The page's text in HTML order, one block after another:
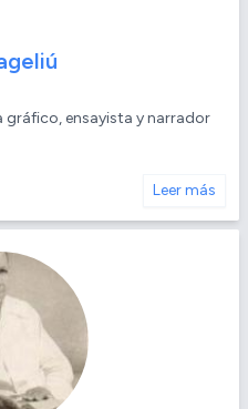
ensayista y narrador
Leer más